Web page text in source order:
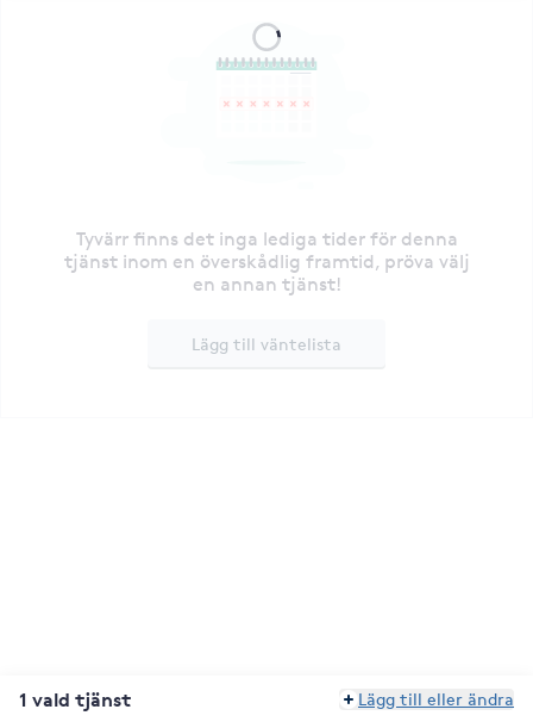
Tyvärr finns det inga lediga tider för denna
tjänst inom en överskådlig framtid, pröva välj
en annan tjänst!
Lägg till väntelista
1 vald tjänst Lägg till eller ändra